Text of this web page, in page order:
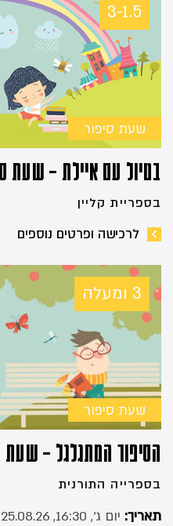
3-1.5
שעת סיפור
בטיול עם איילת – שעת
בספריית קליין
לרכישה ופרטים נוספים
3 ומעלה
שעת סיפור
הסיפור המתגלגל – שעת
בספרייה התורנית
תאריך: יום ג׳, 16:30, 25.08.26